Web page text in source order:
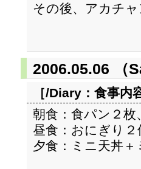
その後、アカチ
2006.05.06 （
［/Diary： 食事内
朝食：食パン２
昼食：おにぎり２
夕食：ミニ天丼